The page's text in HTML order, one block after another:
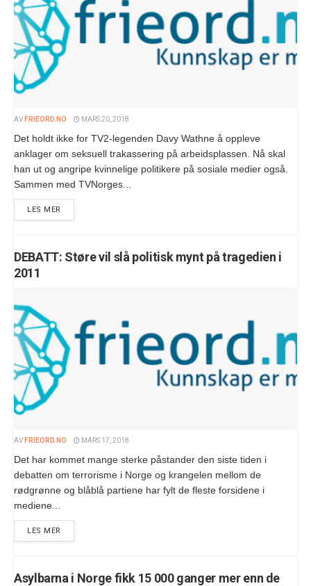
AV FRIEORD.NO MARS 20, 2018
Det holdt ikke for TV2-legenden Davy Wathne å oppleve
anklager om seksuell trakassering på arbeidsplassen. Nå skal
han ut og angripe kvinnelige politikere på sosiale medier også.
Sammen med TVNorges...
LES MER
DEBATT: Støre vil slå politisk mynt på tragedien i
2011
AV FRIEORD.NO MARS 17, 2018
Det har kommet mange sterke påstander den siste tiden i
debatten om terrorisme i Norge og krangelen mellom de
rødgrønne og blåblå partiene har fylt de fleste forsidene i
mediene...
LES MER
Asylbarna i Norge fikk 15 000 ganger mer enn de